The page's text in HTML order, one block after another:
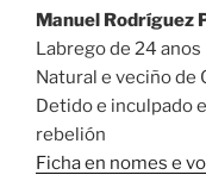
Manuel Rodríguez
Labrego de 24 anos
Natural e veciño de
Detido e inculpado
rebelión
Ficha en nomes e